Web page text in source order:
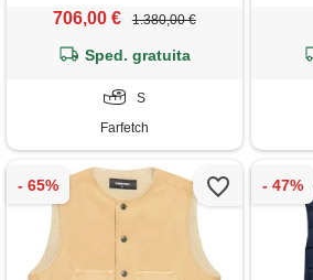
706,00 € 1.380,00 €
Sped. gratuita
S
Farfetch